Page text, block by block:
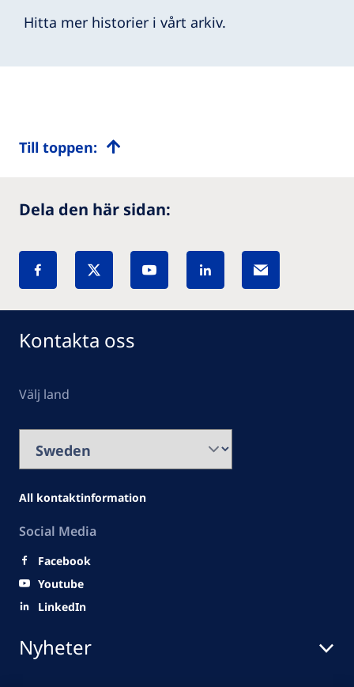
Hitta mer historier i vårt arkiv.
Till toppen:
Dela den här sidan:
Nyheter
Kontakta oss
Välj land
All kontaktinformation
Social Media
Facebook
Youtube
LinkedIn